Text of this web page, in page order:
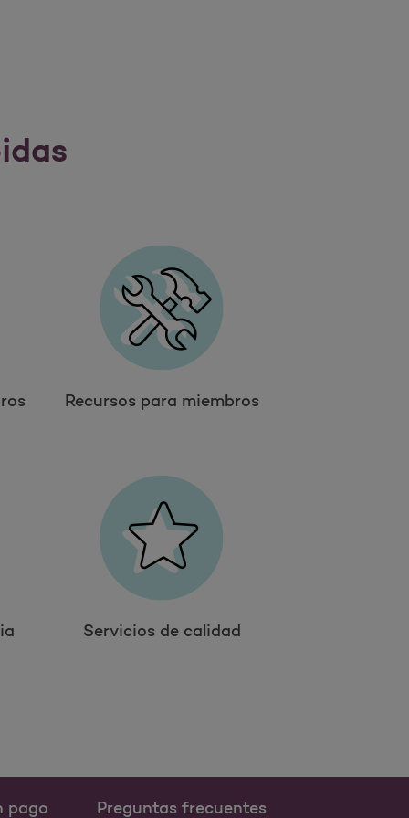
Recursos para miembros
Servicios de calidad
pago Preguntas frecuentes